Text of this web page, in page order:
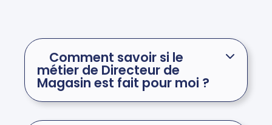
Comment savoir si le
métier de Directeur de
Magasin est fait pour moi ?